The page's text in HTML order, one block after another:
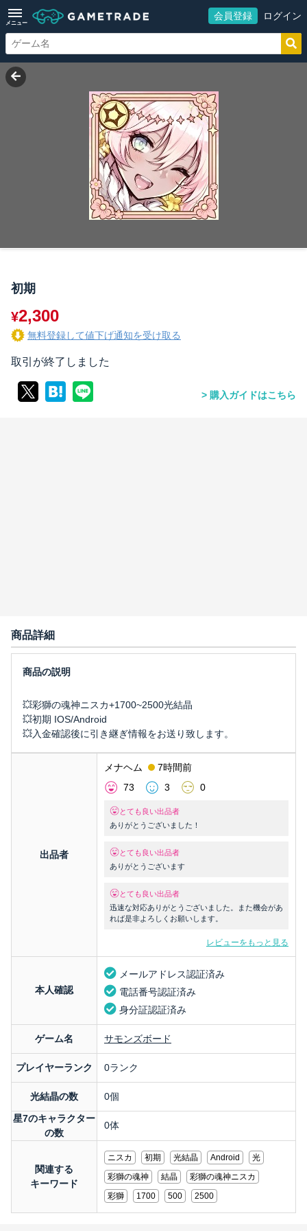
メニュー
会員登録 ログイン
初期
¥2,300
無料登録して値下げ通知を受け取る
取引が終了しました
購入ガイドはこちら
商品詳細
💥彩獅の魂神ニスカ+1700~2500光結晶
💥初期 IOS/Android
💥入金確認後に引き継ぎ情報をお送り致します。
出品者
メナヘム
7時間前
73
3 0
とても良い出品者
ありがとうございました！
とても良い出品者
ありがとうございます
とても良い出品者
迅速な対応ありがとうございました。また機会があ
れば是非よろしくお願いします。
レビューをもっと見る
本人確認
メールアドレス認証済み
電話番号認証済み
身分証認証済み
ゲーム名 サモンズボード
プレイヤーランク 0ランク
光結晶の数
0個
星7のキャラクター
の数
0体
関連する
キーワード
ニスカ 初期 光結晶 Android
光
彩獅の魂神
結晶
彩獅の魂神ニスカ
彩獅
1700 500 2500